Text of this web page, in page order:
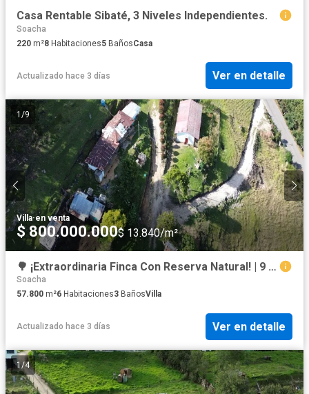
Casa Rentable Sibaté, 3 Niveles Independientes.
Soacha
220 m²8 Habitaciones5 BañosCasa
Actualizado hace 3 días Ver en detalle
1 /9
Villa·en venta
$ 800.000.000$ 13.840/m²
🌳 ¡Extraordinaria Finca Con Reserva Natural! | 9 Fanegadas | 2 Casas | Vía Pavimentada En Sibaté
Soacha
57.800 m²6 Habitaciones3 BañosVilla
Actualizado hace 3 días Ver en detalle
1/4